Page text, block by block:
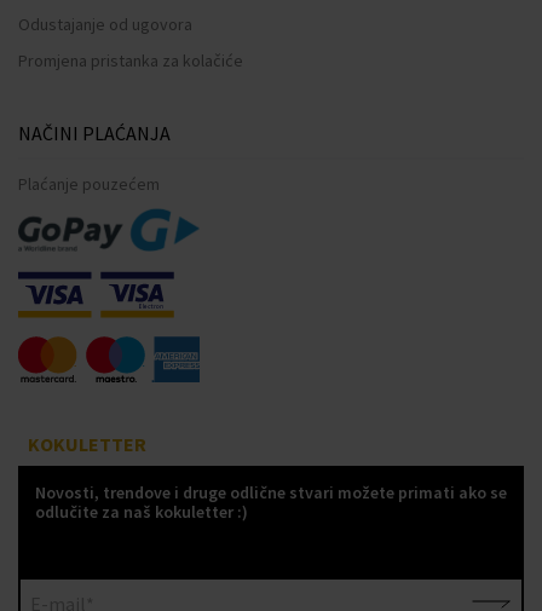
Odustajanje od ugovora
Promjena pristanka za kolačiće
NAČINI PLAĆANJA
Plaćanje pouzećem
KOKULETTER
Novosti, trendove i druge odlične stvari možete primati ako se
odlučite za naš kokuletter :)